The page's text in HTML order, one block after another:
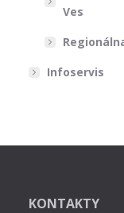
Ves
Infoservis
KONTAKTY